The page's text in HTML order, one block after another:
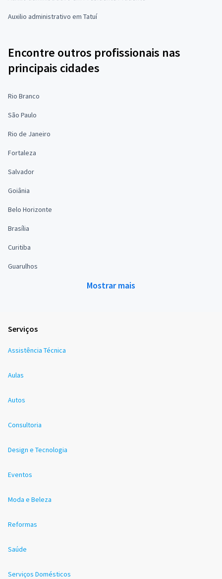
Auxilio administrativo em Tatuí
Encontre outros profissionais nas
principais cidades
Rio Branco
São Paulo
Rio de Janeiro
Fortaleza
Salvador
Goiânia
Belo Horizonte
Brasília
Curitiba
Guarulhos
Mostrar mais
Serviços
Assistência Técnica
Aulas
Autos
Consultoria
Design e Tecnologia
Eventos
Moda e Beleza
Reformas
Saúde
Serviços Domésticos